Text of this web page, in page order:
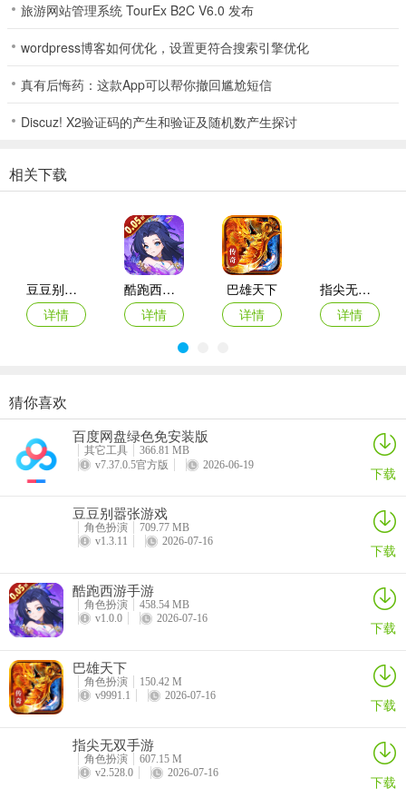
力。
4、动态事件，惊喜连连： 随机触发的事件，让每一次探险都有新的发
现和挑战。
摸金校尉之天字卷官方版引领你踏入一个充满神秘与冒险的奇幻天
成长为真正的摸金校尉。与队友共赴险境，发掘无尽宝藏，提升实
力，成为古墓探险的传奇英雄。现在就加入我们，开启你的摸金之
旅，一同书写属于你的天字卷篇章！
旅游网站管理系统 TourEx B2C V6.0 发布
wordpress博客如何优化，设置更符合搜索引擎优化
真有后悔药：这款App可以帮你撤回尴尬短信
Discuz! X2验证码的产生和验证及随机数产生探讨
相关下载
豆豆别嚣张游戏
详情
酷跑西游手游
详情
巴雄天下
详情
指尖无双手游
详情
数码宝贝up手游
详情
疯狂之旅
详情
云明日方舟终末地
By The Orchid蘭因官方版
猜你喜欢
百度网盘绿色免安装版
其它工具
366.81 MB
v7.37.0.5官方版
2026-06-19 下载
豆豆别嚣张游戏
角色扮演
709.77 MB
v1.3.11
2026-07-16 下载
酷跑西游手游
角色扮演
458.54 MB
v1.0.0
2026-07-16 下载
巴雄天下
角色扮演
150.42 M
v9991.1
2026-07-16 下载
指尖无双手游
角色扮演
607.15 M
v2.528.0
2026-07-16 下载